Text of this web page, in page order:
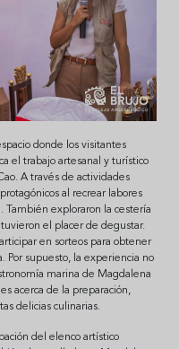
donde los visitantes
el trabajo artesanal y turístico
A través de actividades
al recrear labores
También exploraron la cestería
el placer de degustar.
en sorteos para obtener
Por supuesto, la experiencia no
marina de Magdalena
acerca de la preparación,
delicias culinarias.
del elenco artístico